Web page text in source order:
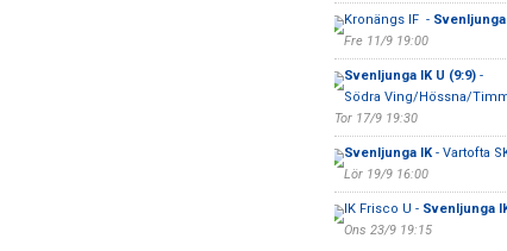
Kronängs IF - Svenljunga
Fre 11/9 19:00
Svenljunga IK U (9:9)-
Södra Ving/Hössna/
Tor 17/9 19:30
Svenljunga IK- Vartofta
Lör 19/9 16:00
IK Frisco U - Svenljunga
Ons 23/9 19:15